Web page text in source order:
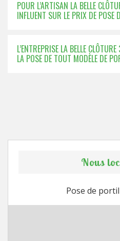
POUR L’ARTISAN LA BELLE
INFLUENT SUR LE PRIX DE POSE
L’ENTREPRISE LA BELLE
LA POSE DE TOUT MODÈLE DE
Nous
Pose de